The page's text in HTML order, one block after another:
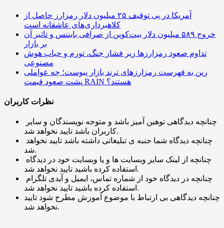
آمریکا در پی توقیف ۲۵ میلیون دلار رمزارز حاصل از
کلاهبرداری‌های عاشقانه است
خروج ۵۸۹ میلیون دلار بیت‌کوین از صرافی بایننس و تاثیر آن
بر بازار
تداوم صعود رمزارزها زیر فشار جنگ، تورم و حباب هوش
مصنوعی
رین به فهرست رمزارزهای ترند بازار پیوست؛ چه عواملی
پشت صعود قیمت RAIN هستند؟
نظرات کاربران
کاربران باشد تایید نخواهد شد.
شد.
استفاده کرده باشید تایید نخواهد شد.
استفاده کرده باشید تایید نخواهد شد.
چنانچه دیدگاهی بی ارتباط با موضوع آموزش مطرح شود تایید
نخواهد شد.